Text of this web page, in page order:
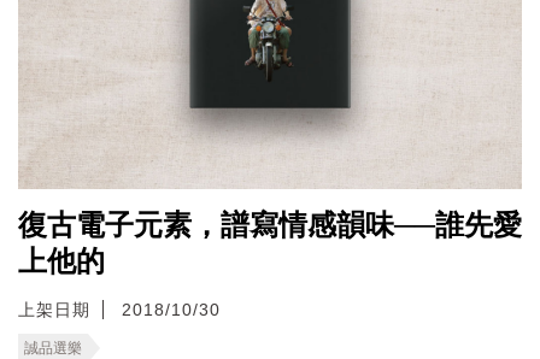
復古電子元素，譜寫情感韻味──誰先愛
上他的
上架日期 2018/10/30
誠品選樂